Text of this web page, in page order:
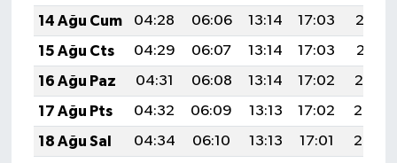
14 Ağu Cum
04:28 06:06 13:14 17:03
20:12
15 Ağu Cts
04:29 06:07 13:14 17:03
20:11
16 Ağu Paz
04:31 06:08 13:14 17:02
20:10
17 Ağu Pts
04:32 06:09 13:13 17:02
20:08
18 Ağu Sal
04:34 06:10 13:13 17:01
20:07